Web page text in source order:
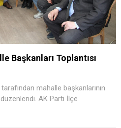
Başkanları Toplantısı
mahalle başkanlarının
düzenlendi. AK Parti İlçe